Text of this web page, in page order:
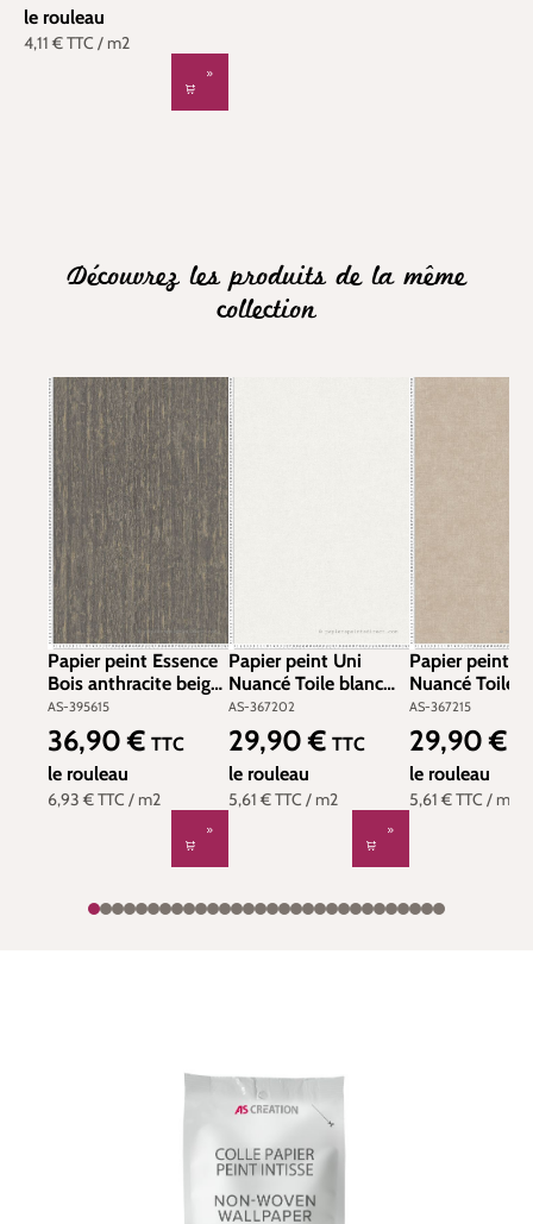
4,11 €TTC / m2
le rouleau
Découvrez les produits de la même
collection
Papier peint Essence
Bois anthracite beige
- Smart Surfaces
d'A.S. Création | Réf.
AS-395615
AS-395615
6,93 €TTC / m2
Prix régulier :
36,90 € TTC
le rouleau
Papier peint Uni
Nuancé Toile blanc
grisé - Smart Surfaces
d'A.S. Création | Réf.
AS-367202
AS-367202
5,61 €TTC / m2
Prix régulier :
29,90 € TTC
le rouleau
Papier peint
Nuancé Toile
clair - Smart
d'A.S.
AS-367215
AS-367215
5,61 €TTC / m2
Prix régulier :
29,90 €
le rouleau